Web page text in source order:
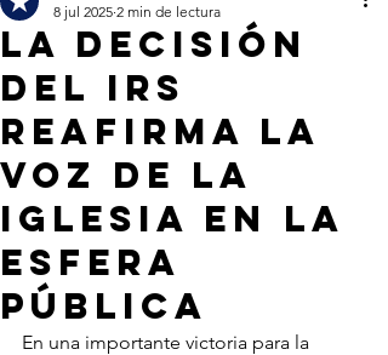
La decisión
del IRS
reafirma la
voz de la
Iglesia en la
esfera
pública
8 jul 2025 2 min de lectura
En una importante victoria para la